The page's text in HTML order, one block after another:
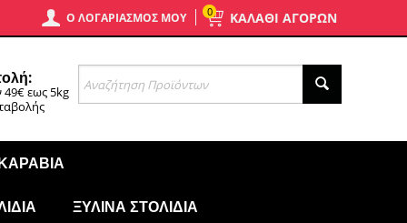
ΚΑΛΑΘΙ ΑΓΟΡΩΝ
0
Ο ΛΟΓΑΡΙΑΣΜΌΣ ΜΟΥ
49€ εως 5kg
ΞΎΛΙΝΑ ΣΤΟΛΊΔΙΑ